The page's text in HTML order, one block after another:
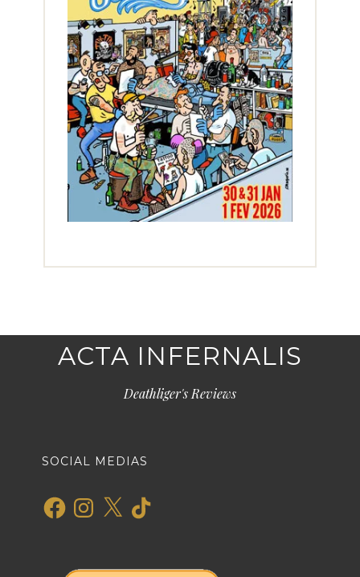
ACTA INFERNALIS
Deathliger's Reviews
SOCIAL MEDIAS
FacebookInstagram
X TikTok